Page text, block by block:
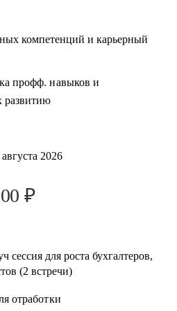
желающим выйти на
вырасти до главбуха.
"засиделись на одном
компетенций и карьерный
профф. навыков и
развитию
августа 2026
₽
для роста бухгалтеров,
(2 встречи)
отработки